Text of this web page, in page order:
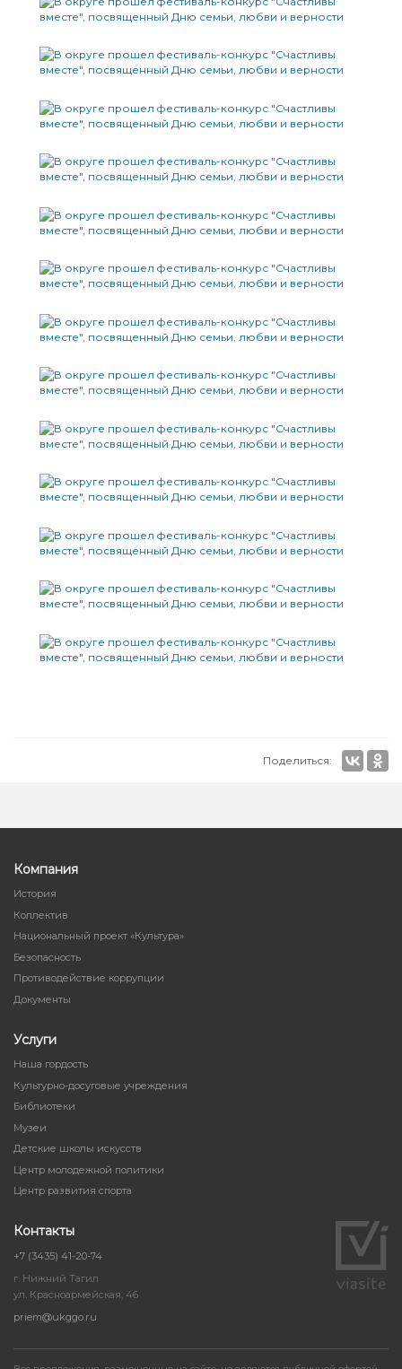
Поделиться:
Компания
История
Коллектив
Национальный проект «Культура»
Безопасность
Противодействие коррупции
Документы
Услуги
Наша гордость
Культурно-досуговые учреждения
Библиотеки
Музеи
Детские школы искусств
Центр молодежной политики
Центр развития спорта
Контакты
+7 (3435) 41-20-74
г. Нижний Тагил
ул. Красноармейская, 46
priem@ukggo.ru